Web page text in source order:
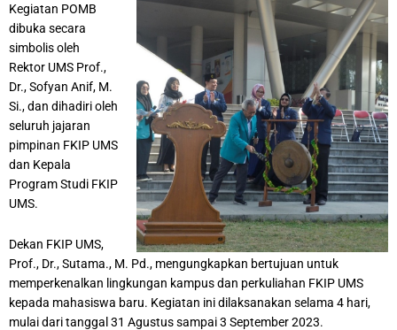
Kegiatan POMB
dibuka secara
simbolis oleh
Rektor UMS Prof.,
Dr., Sofyan Anif, M.
Si., dan dihadiri oleh
seluruh jajaran
pimpinan FKIP UMS
dan Kepala
Program Studi FKIP
UMS.
Dekan FKIP UMS,
Prof., Dr., Sutama., M. Pd., mengungkapkan bertujuan untuk
memperkenalkan lingkungan kampus dan perkuliahan FKIP UMS
kepada mahasiswa baru. Kegiatan ini dilaksanakan selama 4 hari,
mulai dari tanggal 31 Agustus sampai 3 September 2023.